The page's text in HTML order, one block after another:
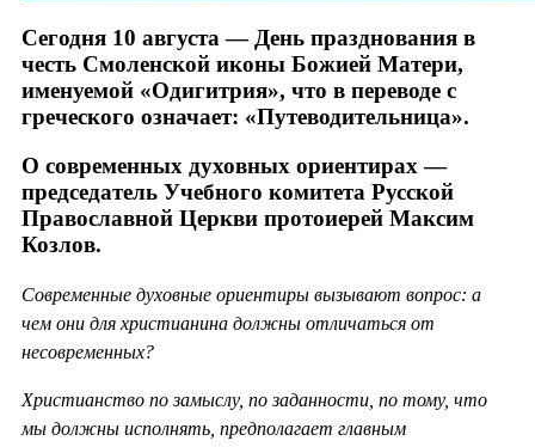
Сегодня 10 августа — День празднования в
честь Смоленской иконы Божией Матери,
именуемой «Одигитрия», что в переводе с
греческого означает: «Путеводительница».
О современных духовных ориентирах —
председатель Учебного комитета Русской
Православной Церкви протоиерей Максим
Козлов.
Современные духовные ориентиры вызывают вопрос: а
чем они для христианина должны отличаться от
несовременных?
Христианство по замыслу, по заданности, по тому, что
мы должны исполнять, предполагает главным